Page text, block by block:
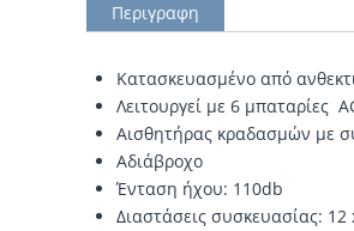
Περιγραφη
Κατασκευασμένο από
Λειτουργεί με 6 μπαταρίες
Αισθητήρας κραδασμών με
Αδιάβροχο
Ένταση ήχου: 110db
Διαστάσεις συσκευασίας: 12